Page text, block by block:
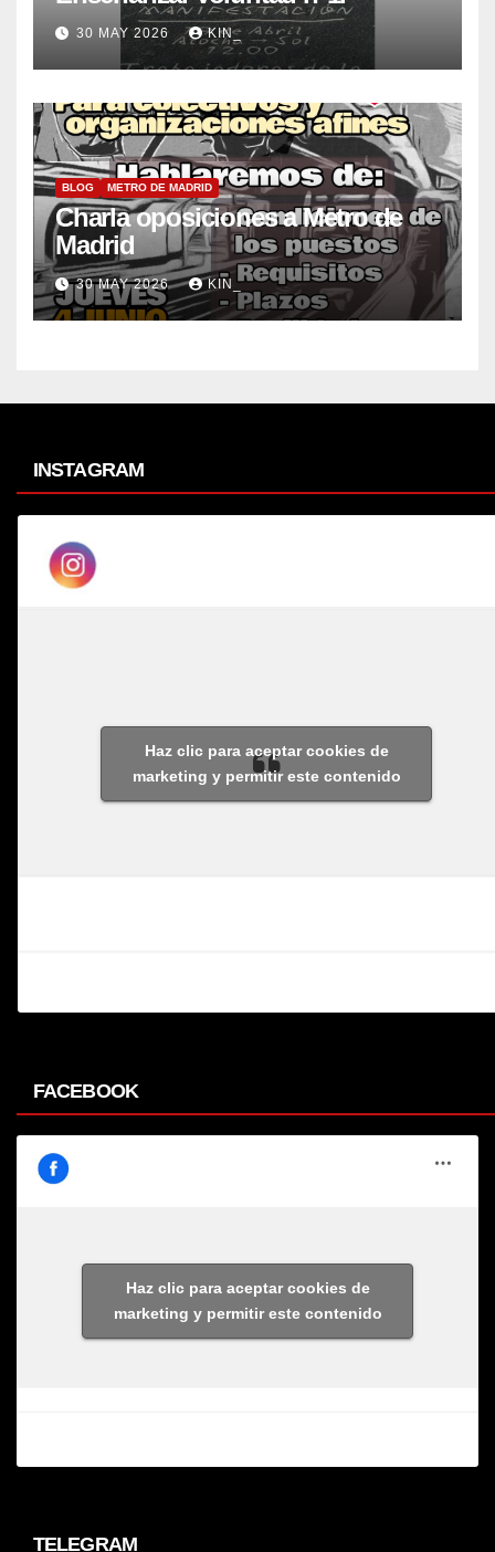
30 MAY 2026 KIN_
BLOG METRO DE MADRID
Charla oposiciones a Metro de
Madrid
30 MAY 2026 KIN_
INSTAGRAM
Haz clic para aceptar cookies de
marketing y permitir este contenido
FACEBOOK
Haz clic para aceptar cookies de
marketing y permitir este contenido
TELEGRAM